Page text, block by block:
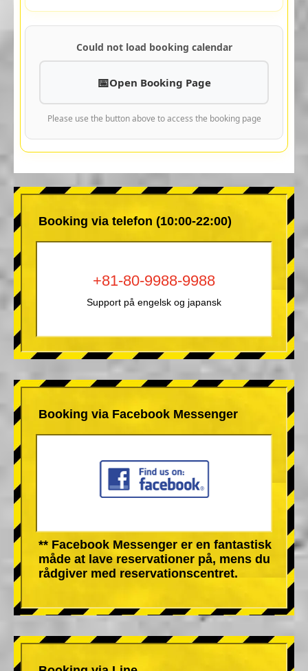
Could not load booking calendar
Open Booking Page
Please use the button above to access the booking page
Booking via telefon (10:00-22:00)
+81-80-9988-9988
Support på engelsk og japansk
Booking via Facebook Messenger
** Facebook Messenger er en fantastisk
måde at lave reservationer på, mens du
rådgiver med reservationscentret.